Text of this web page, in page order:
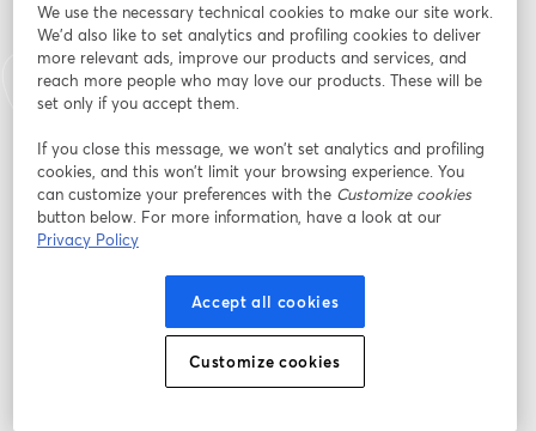
presenciales, con actividades que incluyen ponencias,
mentorías y workshops liderados por mujeres
referentes del sector. La jornada final presencial
tendrá lugar los días 9 y 10 de septiembre en dos
espacios emblemáticos de Barcelona:
- Hospital Sant Pau (vertical salud)
- Estadi Olímpic Lluís Companys (vertical deporte)
🎤 JORNADA ESPECIAL – 17 de Julio
En la jornada especial online, daremos la bienvenida a
mentoras, participantes y entidades colaboradoras.
Presentaremos la estructura del programa, los retos
captados y los criterios de evaluación.
📅 PROGRAMA DE LA JORNADA ESPECIAL
We use the necessary technical cookies to make our site work.
We'd also like to set analytics and profiling cookies to deliver
more relevant ads, improve our products and services, and
reach more people who may love our products. These will be
set only if you accept them.
If you close this message, we won’t set analytics and profiling
cookies, and this won’t limit your browsing experience. You
can customize your preferences with the Customize cookies
button below. For more information, have a look at our
Privacy Policy
Accept all cookies
Customize cookies